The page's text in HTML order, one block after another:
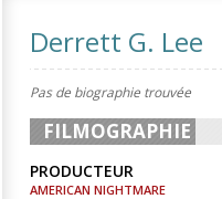
Derrett G. Lee
Pas de biographie trouvée
FILMOGRAPHIE
PRODUCTEUR
AMERICAN NIGHTMARE